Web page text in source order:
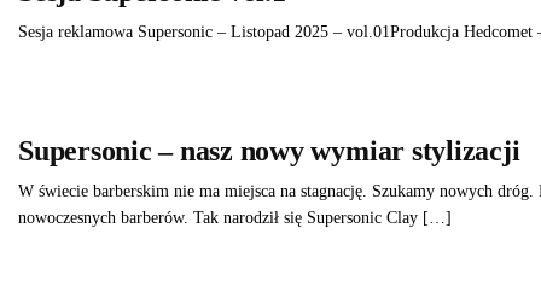
Sesja reklamowa Supersonic – Listopad 2025 – vol.01Produkcja
Supersonic – nasz nowy wymiar stylizacji
W świecie barberskim nie ma miejsca na stagnację. Szukamy nowych
nowoczesnych barberów. Tak narodził się Supersonic Clay […]